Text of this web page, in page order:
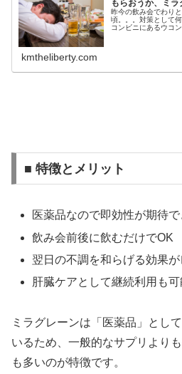
もらおうか、ミラ
昨今の飲み会でわり
頃。。。対策として
コンビニにあるウコ
kmtheliberty.com
■ 特徴とメリット
医薬品なので即効性が期待で
飲み会前後に飲むだけでOK
翌日の不調を和らげる効果
肝臓ケアとして継続利用も
ミラグレーンは「医薬品」とし
いるため、一般的なサプリよりも
も多いのが特徴です。